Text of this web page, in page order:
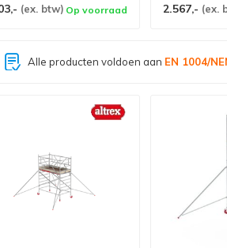
(ex. btw) Op voorraad 2.567,- (ex.
Grootste assortiment van